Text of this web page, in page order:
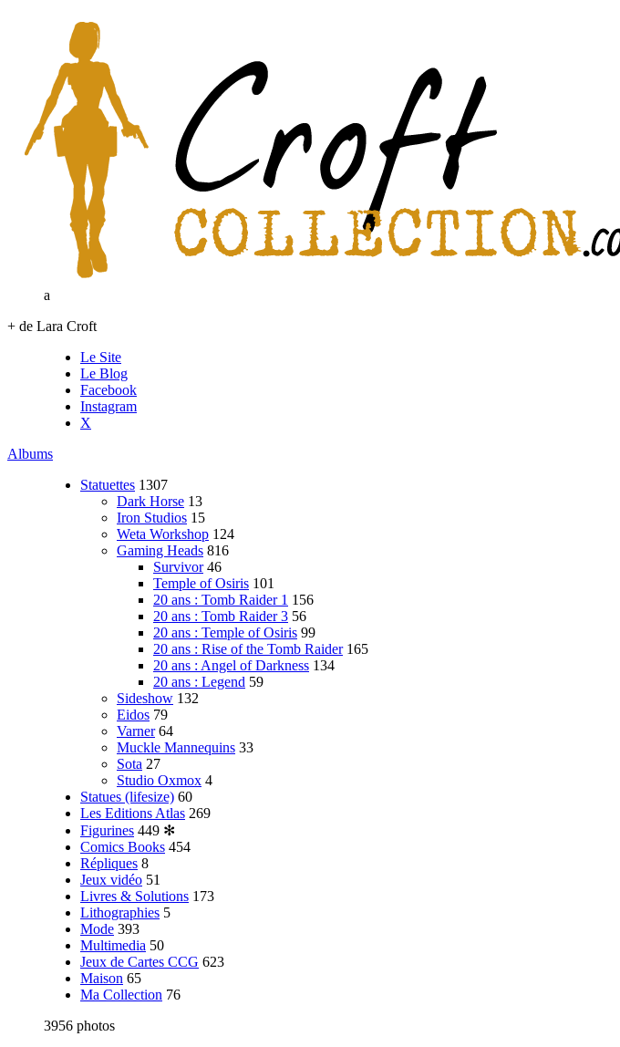
a
+ de Lara Croft
Le Site
Le Blog
Facebook
Instagram
X
Albums
Statuettes 1307
Dark Horse 13
Iron Studios 15
Weta Workshop 124
Gaming Heads 816
Survivor 46
Temple of Osiris 101
20 ans : Tomb Raider 1 156
20 ans : Tomb Raider 3 56
20 ans : Temple of Osiris 99
20 ans : Rise of the Tomb Raider 165
20 ans : Angel of Darkness 134
20 ans : Legend 59
Sideshow 132
Eidos 79
Varner 64
Muckle Mannequins 33
Sota 27
Studio Oxmox 4
Statues (lifesize) 60
Les Editions Atlas 269
Figurines 449 ✻
Comics Books 454
Répliques 8
Jeux vidéo 51
Livres & Solutions 173
Lithographies 5
Mode 393
Multimedia 50
Jeux de Cartes CCG 623
Maison 65
Ma Collection 76
3956 photos